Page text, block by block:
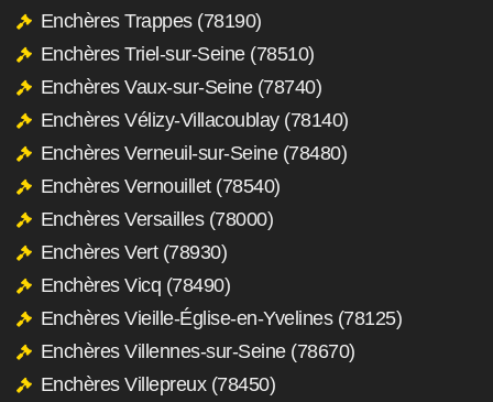
Enchères Trappes (78190)
Enchères Triel-sur-Seine (78510)
Enchères Vaux-sur-Seine (78740)
Enchères Vélizy-Villacoublay (78140)
Enchères Verneuil-sur-Seine (78480)
Enchères Vernouillet (78540)
Enchères Versailles (78000)
Enchères Vert (78930)
Enchères Vicq (78490)
Enchères Vieille-Église-en-Yvelines (78125)
Enchères Villennes-sur-Seine (78670)
Enchères Villepreux (78450)